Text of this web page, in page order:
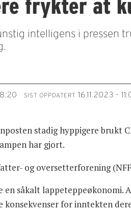
frykter at
intelligens i pressen
SIST OPPDATERT 16.11.2023 -
stadig hyppigere brukt
har gjort.
og oversetterforening
en såkalt lappeteppeøkonomi.
konsekvenser for inntekten